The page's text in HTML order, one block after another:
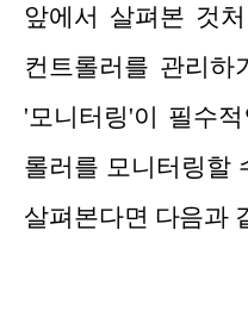
앞에서 살펴본 것
컨트롤러를 관리
'모니터링'이 필수
롤러를 모니터링할
살펴본다면 다음과